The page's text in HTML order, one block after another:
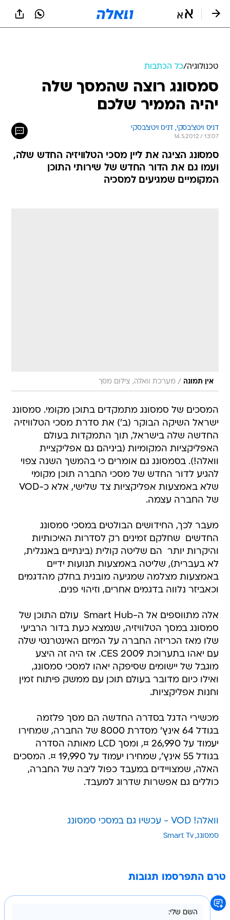
טכנולוגיה/כל הכתבות
סמסונג רוצה שהמסך שלה
יהיה הממיר שלכם
דניס ויטצ'בסקי, דניס ויטצ'בסקי
14.5.2012 / 13:07
סמסונג הציגה את ליין מסכי הטלוויזיה החדש שלה,
ועמו גם את הדור החדש של שירותי התוכן
המקומיים שמגיעים למסכיה
אין תמונה / מערכת וואלה, צילום מסך
המסכים של סמסונג מתמקדים בתוכן מקומי. סמסונג
ישראל השיקה הבוקר (ב') את סדרת מסכי הטלוויזיה
החדשה שלה בישראל, תוך התמקדות בעולם
האפליקציות המקומיות (ביניהם גם אפליקציית
וואלה!). בסמסונג גם אומרים כי בהמשך השנה צפוי
להגיע לדור החדש של מסכי החברה תוכן מקומי
שלא באמצעות אפליקציות צד שלישי, אלא כ-VOD
של החברה עצמה.
מעבר לכך, החידושים הבולטים במסכי סמסונג
החדשים  שחלקם זמינים רק לסדרות האיכותיות
והיקרות יותר  הם שליטה קולית (בינתיים באנגלית,
לא בעברית), שליטה באמצעות תנועות ידיים
באמצעות מצלמה שמגיעה מובנית בחלק מהדגמים
וכאביזר נלווה בדגמים אחרים, וזיהוי פנים.
אלה מתווספים אל ה-Smart Hub  עולם התוכן של
סמסונג במסך הטלוויזיה, שנמצא כעת בדור הרביעי
שלו מאז הכריזה החברה על המיזם האינטרנטי שלה
עם יאהו בתערוכת CES 2009. אז היה זה היצע
מוגבל של יישומים שסיפקה יאהו למסכי סמסונג,
ואילו כיום מדובר בעולם תוכן עם ממשק פיתוח זמין
וחנות אפליקציות.
מכשירי הדגל בסדרה החדשה הם מסך פלזמה
בגודל 64 אינץ' מסדרת 8000 של החברה, שמחירו
יעמוד על 26,990 ¤, ומסך LCD מאותה הסדרה
בגודל 55 אינץ', שמחירו יעמוד על 19,990 ¤. המסכים
האלה, שמצויידים במעבד כפול ליבה של החברה,
כוללים גם אפשרות שדרוג למעבד.
וואלה! VOD - עכשיו גם במסכי סמסונג
סמסונג Smart Tv
טרם התפרסמו תגובות